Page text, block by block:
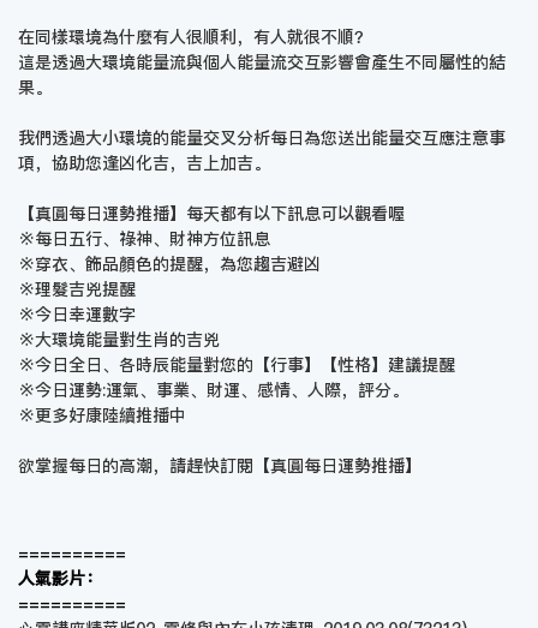
在同樣環境為什麼有人很順利，有人就很不順？
這是透過大環境能量流與個人能量流交互影響會產生不同屬性的結
果。
我們透過大小環境的能量交叉分析每日為您送出能量交互應注意事
項，協助您逢凶化吉，吉上加吉。
【真圓每日運勢推播】每天都有以下訊息可以觀看喔
※每日五行、祿神、財神方位訊息
※穿衣、飾品顏色的提醒，為您趨吉避凶
※理髮吉兇提醒
※今日幸運數字
※大環境能量對生肖的吉兇
※今日全日、各時辰能量對您的【行事】【性格】建議提醒
※今日運勢:運氣、事業、財運、感情、人際，評分。
※更多好康陸續推播中
欲掌握每日的高潮，請趕快訂閱【真圓每日運勢推播】
==========
人氣影片：
==========